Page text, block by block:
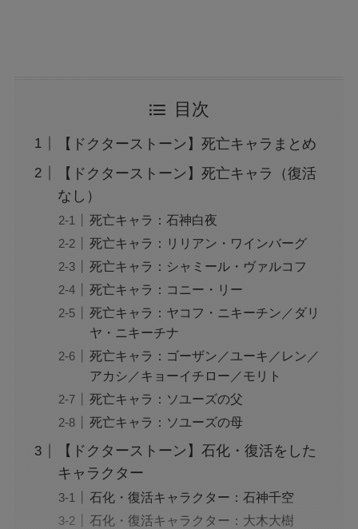
目次
【ドクターストーン】死亡キャラまとめ
【ドクターストーン】死亡キャラ（復活
なし）
死亡キャラ：石神白夜
死亡キャラ：リリアン・ワインバーグ
死亡キャラ：シャミール・ヴァルコフ
死亡キャラ：コニー・リー
死亡キャラ：ヤコフ・ニキーチン／ダリ
ヤ・ニキーチナ
死亡キャラ：ゴーザン／ユーキ／レン／
アカシ／キョーイチロー／モリト
死亡キャラ：ソユーズの父
死亡キャラ：ソユーズの母
【ドクターストーン】石化・復活をした
キャラクター
石化・復活キャラクター：石神千空
石化・復活キャラクター：大木大樹